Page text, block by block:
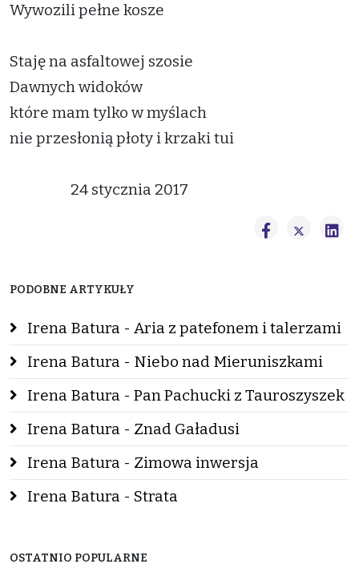
Wywozili pełne kosze
Staję na asfaltowej szosie
Dawnych widoków
które mam tylko w myślach
nie przesłonią płoty i krzaki tui
24 stycznia 2017
PODOBNE ARTYKUŁY
Irena Batura - Aria z patefonem i talerzami
Irena Batura - Niebo nad Mieruniszkami
Irena Batura - Pan Pachucki z Tauroszyszek
Irena Batura - Znad Gaładusi
Irena Batura - Zimowa inwersja
Irena Batura - Strata
OSTATNIO POPULARNE